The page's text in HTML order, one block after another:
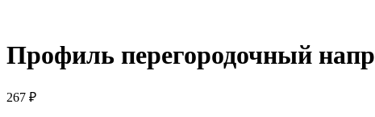
Профиль перегородочный
267 ₽